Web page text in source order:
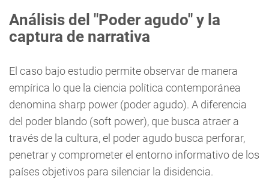
Análisis del "Poder agudo" y la
captura de narrativa
El caso bajo estudio permite observar de manera
empírica lo que la ciencia política contemporánea
denomina sharp power (poder agudo). A diferencia
del poder blando (soft power), que busca atraer a
través de la cultura, el poder agudo busca perforar,
penetrar y comprometer el entorno informativo de los
países objetivos para silenciar la disidencia.